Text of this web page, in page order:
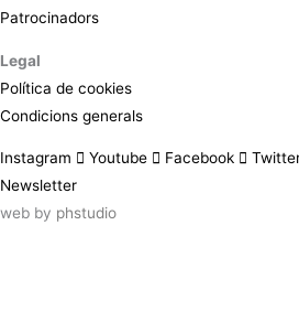
Patrocinadors
Legal
Política de cookies
Condicions generals
Instagram Youtube Facebook
Newsletter
web by phstudio